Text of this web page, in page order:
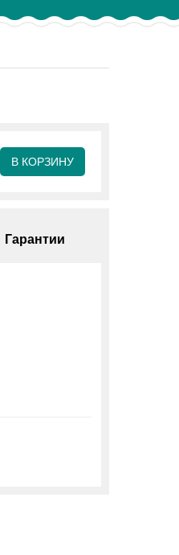
В КОРЗИНУ
Гарантии